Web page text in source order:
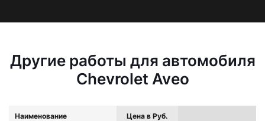
Другие работы для автомобиля
Chevrolet Aveo
Наименование Цена в Руб.